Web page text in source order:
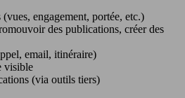
engagement, portée, etc.)
des publications, créer des
email, itinéraire)
visible
(via outils tiers)